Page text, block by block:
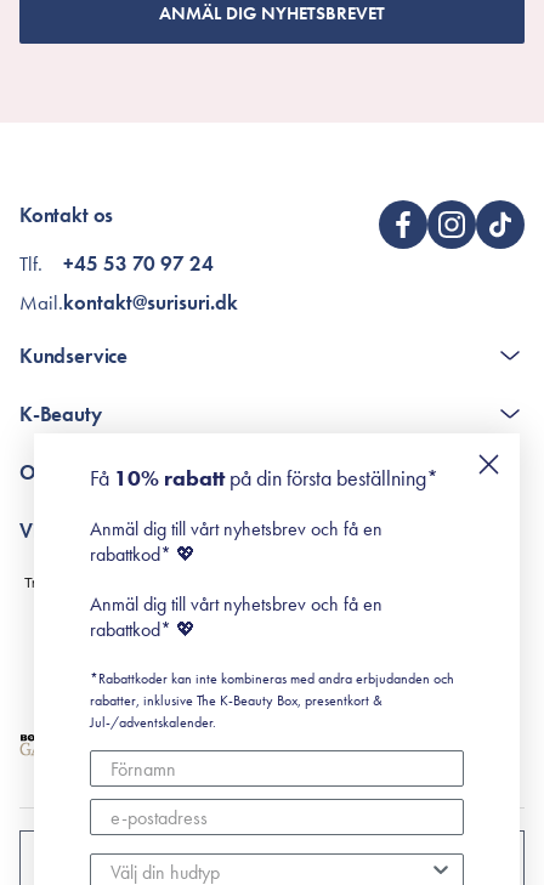
ANMÄL DIG NYHETSBREVET
Kontakt os
Tlf.
Mail.
+45 53 70 97 24
kontakt@surisuri.dk
Kundservice
Poängshop - frågor och svar
K-Beauty
Retinol för nybörjare
Om Surisuri
Black Friday
Villkor
Leverans & Retur
Köpvillkor
Prenumerationsvillkor
Cookiepolicy
SVERIGE
Få 10% rabattpå din första beställning*
Anmäl dig till vårt nyhetsbrev och få en
rabattkod* 💖
Anmäl dig till vårt nyhetsbrev och få en
rabattkod* 💖
*Rabattkoder kan inte kombineras med andra erbjudanden och
rabatter, inklusive The K-Beauty Box, presentkort &
Jul-/adventskalender.